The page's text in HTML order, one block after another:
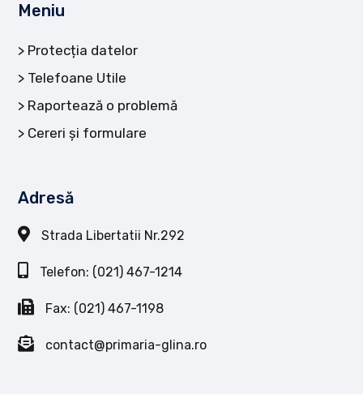
Meniu
Protecția datelor
Telefoane Utile
Raportează o problemă
Cereri și formulare
Adresă
Strada Libertatii Nr.292
Telefon: (021) 467-1214
Fax: (021) 467-1198
contact@primaria-glina.ro